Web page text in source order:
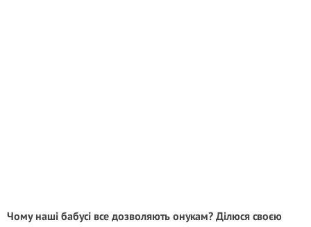
Чому наші бабусі все дозволяють онукам? Ділюся своєю